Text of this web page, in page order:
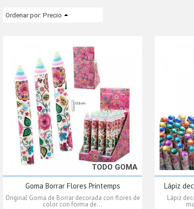
Ordenar por: Precio
TODO GOMA
Goma Borrar Flores Printemps
Original Goma de Borrar decorada con flores de
color con forma de...
Lápiz
Lápiz